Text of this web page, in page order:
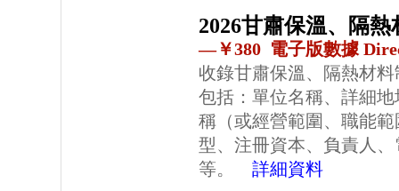
2026甘肅保溫、隔
—￥380 電子版數據
收錄甘肅保溫、隔熱材
包括：單位名稱、詳細
稱（或經營範圍、職能
型、注冊資本、負責人
等。
詳細資料